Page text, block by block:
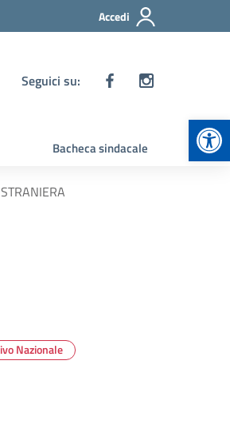
Accedi
Seguici su:
Bacheca sindacale
Nazionale